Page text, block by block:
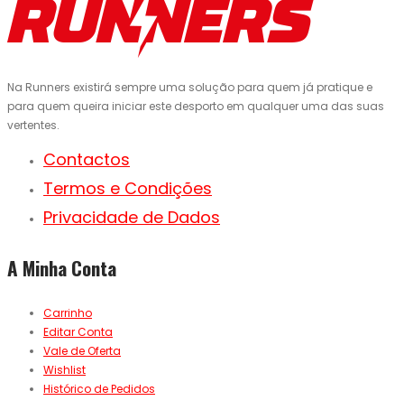
Na Runners existirá sempre uma solução para quem já pratique e
para quem queira iniciar este desporto em qualquer uma das suas
vertentes.
Contactos
Termos e Condições
Privacidade de Dados
A Minha Conta
Carrinho
Editar Conta
Vale de Oferta
Wishlist
Histórico de Pedidos